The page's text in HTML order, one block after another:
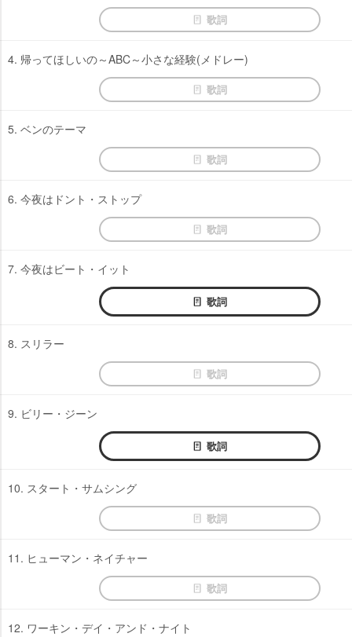
歌詞
4. 帰ってほしいの～ABC～小さな経験(メドレー)
歌詞
5. ベンのテーマ
歌詞
6. 今夜はドント・ストップ
歌詞
7. 今夜はビート・イット
歌詞
8. スリラー
歌詞
9. ビリー・ジーン
歌詞
10. スタート・サムシング
歌詞
11. ヒューマン・ネイチャー
歌詞
12. ワーキン・デイ・アンド・ナイト